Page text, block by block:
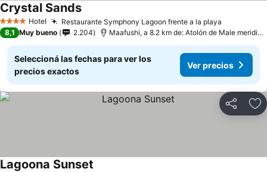
4 EstrellasHotel Restaurante Symphony Lagoon frente a la playa
Crystal Sands
8,1 Muy bueno 2.204 Maafushi, a 8.2 km de: Atolón de Male meridional
Seleccioná las fechas para ver los
precios exactos
Ver precios
Compartir
Lagoona Sunset